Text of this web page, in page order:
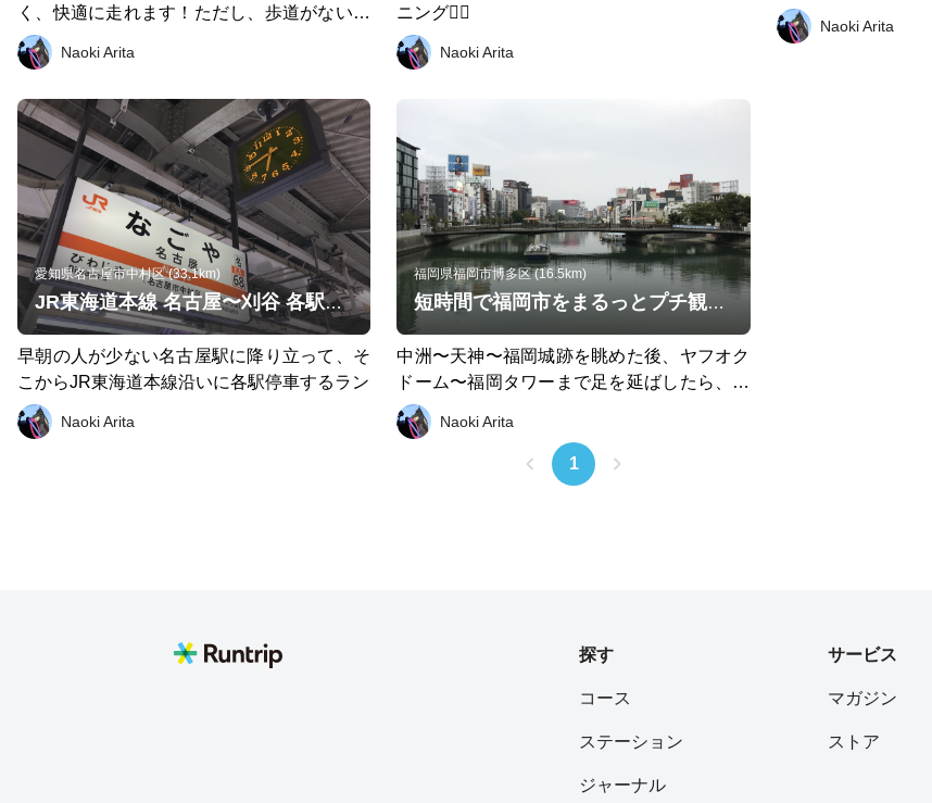
く、快適に走れます！ただし、歩道がないと
ころもあったりするので、車には注意が必要
です。 走り終わったら空港内の銭湯で綺麗さ
Naoki Arita
ニング🏃‍♂️
Naoki Arita
Naoki Arita
愛知県名古屋市中村区 (33.1km)
JR東海道本線 名古屋〜刈谷 各駅停車 by running
早朝の人が少ない名古屋駅に降り立って、そ
こからJR東海道本線沿いに各駅停車するラン
Naoki Arita
福岡県福岡市博多区 (16.5km)
短時間で福岡市をまるっとプチ観光気分！
中洲〜天神〜福岡城跡を眺めた後、ヤフオク
ドーム〜福岡タワーまで足を延ばしたら、最
後には聖地の大濠公園まで行きたくなっちゃ
うプチ観光ラン！
Naoki Arita
1
探す
コース
ステーション
ジャーナル
サービス
マガジン
ストア